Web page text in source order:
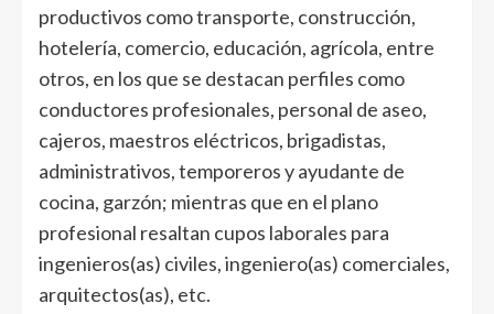
productivos como transporte, construcción,
hotelería, comercio, educación, agrícola, entre
otros, en los que se destacan perfiles como
conductores profesionales, personal de aseo,
cajeros, maestros eléctricos, brigadistas,
administrativos, temporeros y ayudante de
cocina, garzón; mientras que en el plano
profesional resaltan cupos laborales para
ingenieros(as) civiles, ingeniero(as) comerciales,
arquitectos(as), etc.